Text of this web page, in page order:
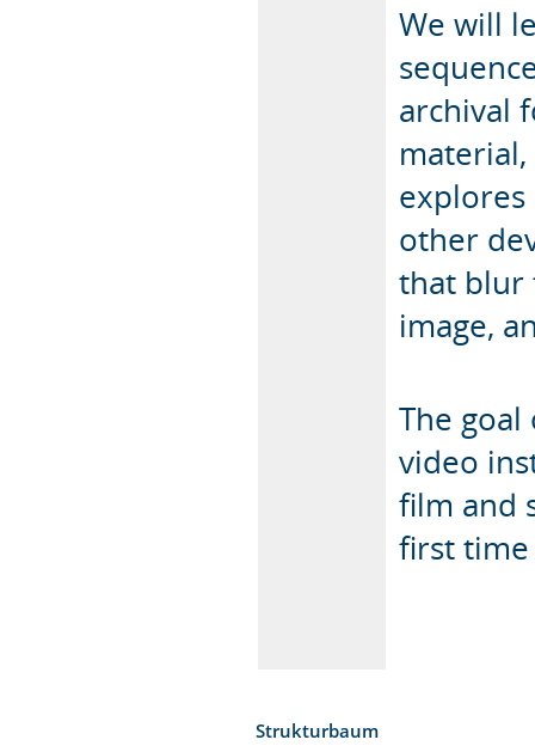
We will
archival
explores
other
that blur
image,
The
video
film and
first
Strukturbaum